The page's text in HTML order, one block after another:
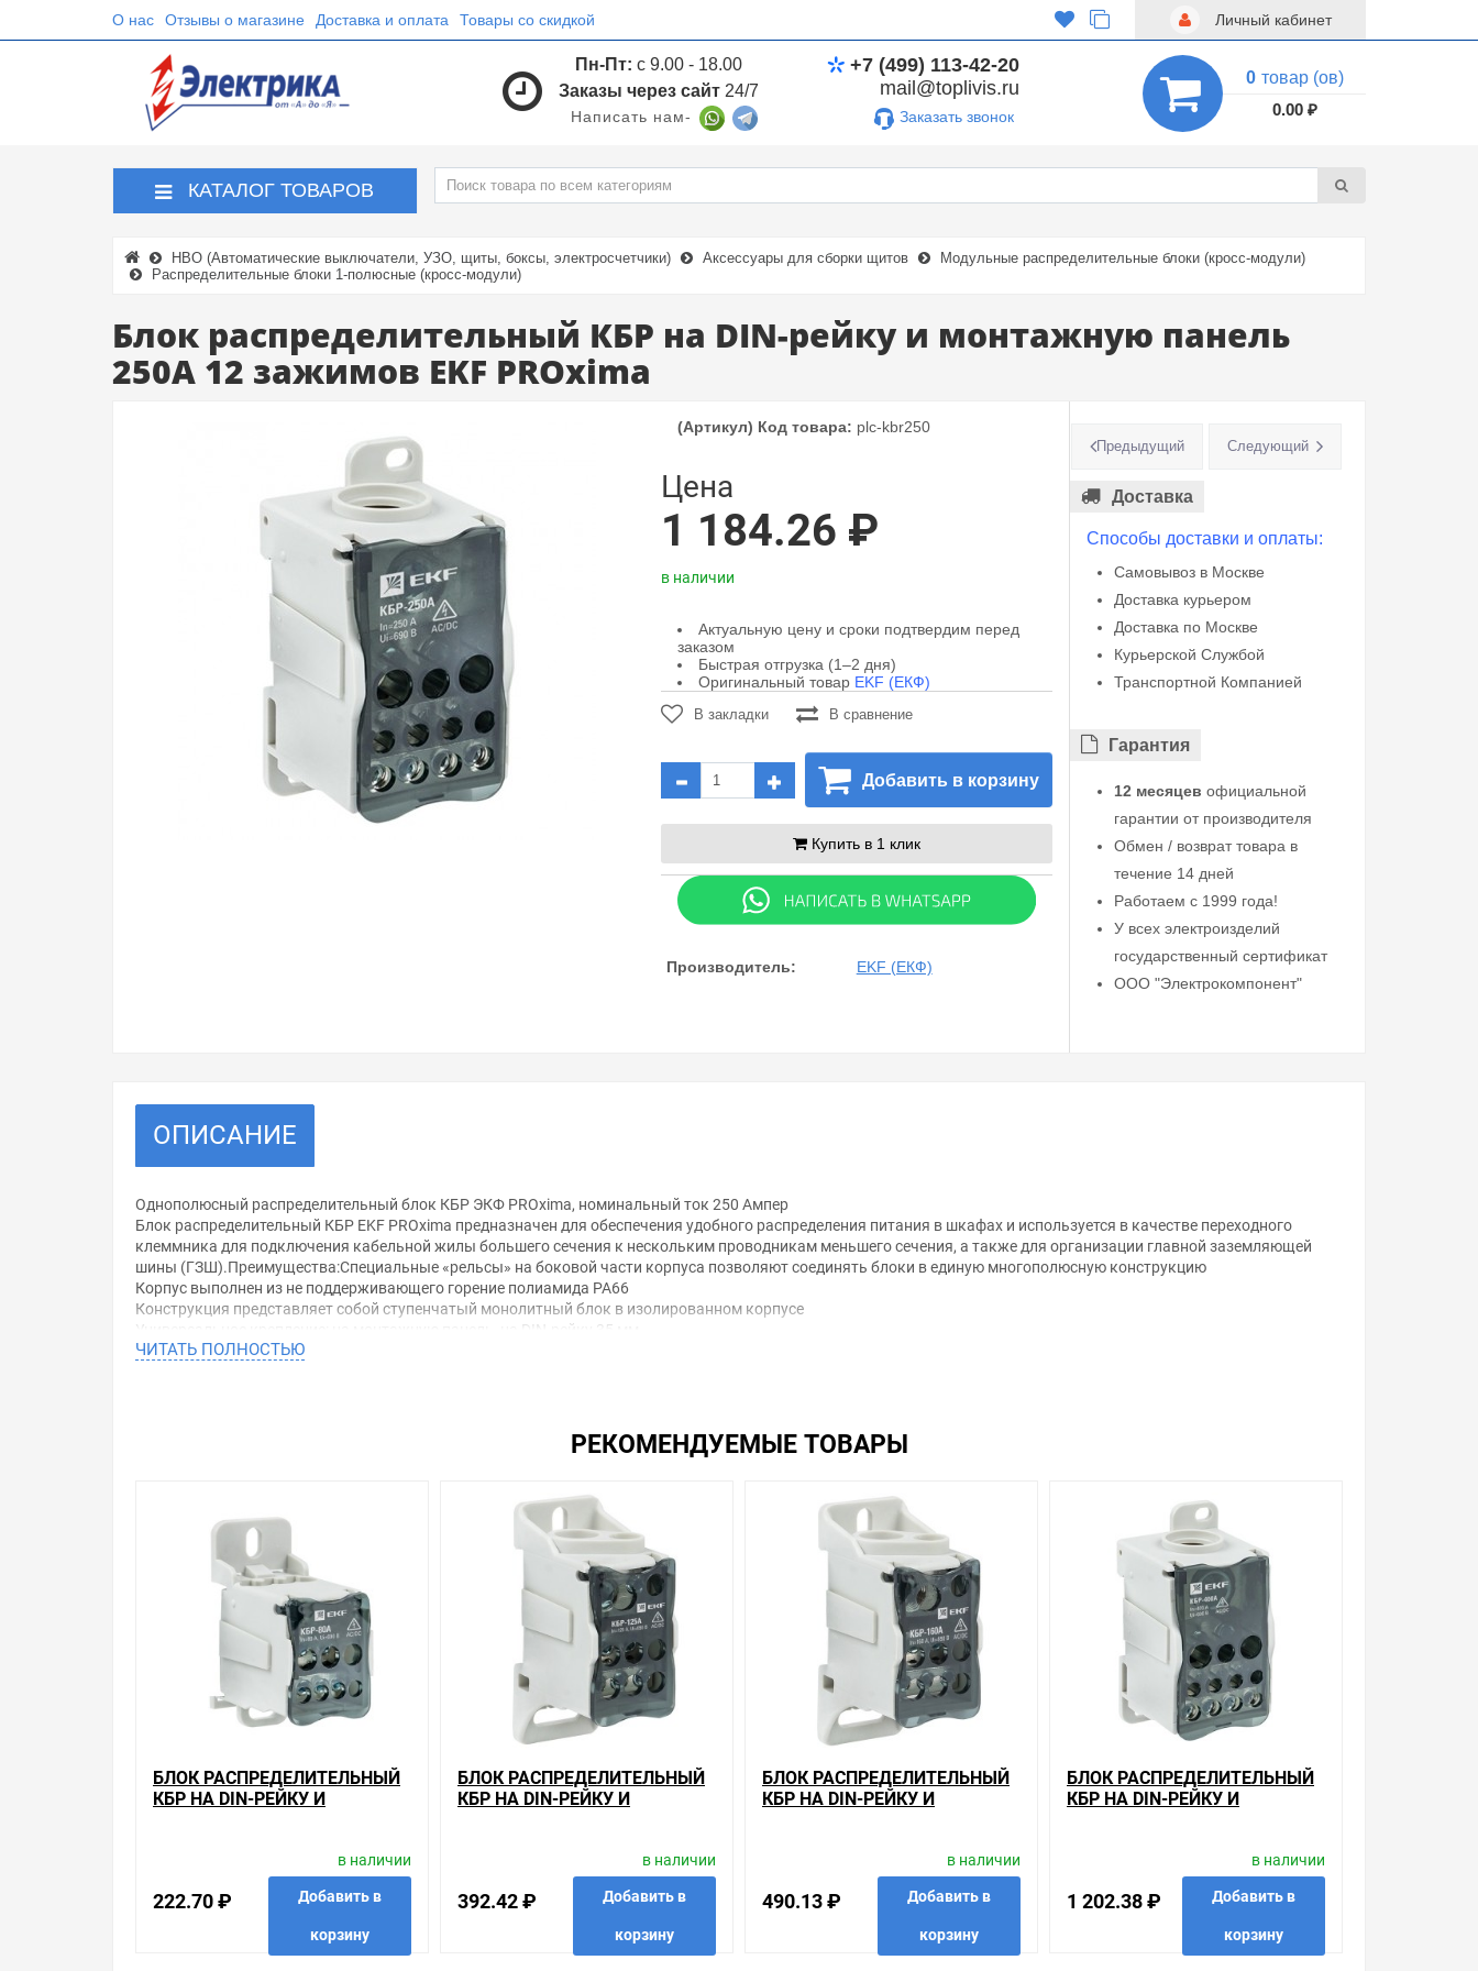
О нас Отзывы о магазине Доставка и оплата Товары со скидкой Личный кабинет
Пн-Пт: с 9.00 - 18.00
Заказы через сайт 24/7
Написать нам-
+7 (499) 113-42-20
mail@toplivis.ru
Заказать звонок
0 товар (ов)
0.00 ₽
КАТАЛОГ ТОВАРОВ
НВО (Автоматические выключатели, УЗО, щиты, боксы, электросчетчики) Аксессуары для сборки щитов
Модульные распределительные блоки (кросс-модули)
Распределительные блоки 1-полюсные (кросс-модули)
Блок распределительный КБР на DIN-рейку и монтажную панель
250A 12 зажимов EKF PROxima
(Артикул) Код товара: plc-kbr250
Цена
1 184.26 ₽
в наличии
Актуальную цену и сроки подтвердим перед
заказом
Быстрая отгрузка (1–2 дня)
Оригинальный товар EKF (ЕКФ)
В закладки В сравнение
Добавить в корзину
Купить в 1 клик
Производитель: EKF (ЕКФ)
Предыдущий Следующий
Доставка
Способы доставки и оплаты:
Самовывоз в Москве
Доставка курьером
Доставка по Москве
Курьерской Службой
Транспортной Компанией
Гарантия
12 месяцев официальной
гарантии от производителя
Обмен / возврат товара в
течение 14 дней
Работаем с 1999 года!
У всех электроизделий
государственный сертификат
ООО "Электрокомпонент"
ОПИСАНИЕ
Однополюсный распределительный блок КБР ЭКФ PROxima, номинальный ток 250 Ампер
Блок распределительный КБР EKF PROxima предназначен для обеспечения удобного распределения питания в шкафах и используется в качестве переходного
клеммника для подключения кабельной жилы большего сечения к нескольким проводникам меньшего сечения, а также для организации главной заземляющей
шины (ГЗШ).Преимущества:Специальные «рельсы» на боковой части корпуса позволяют соединять блоки в единую многополюсную конструкцию
Корпус выполнен из не поддерживающего горение полиамида PA66
Конструкция представляет собой ступенчатый монолитный блок в изолированном корпусе
Универсальное крепление: на монтажную панель, на DIN-рейку 35 мм
Прозрачная лицевая панель препятствует прикосновению к токоведущим частям
Уважаемые покупатели.
Обращаем Ваше внимание, что размещенная на данном сайте справочная информация о товарах не является офертой, наличие и стоимость оборудования
необходимо уточнить у менеджеров, которые с удовольствием помогут Вам в выборе оборудования и оформлении на него заказа.
Производитель оставляет за собой право изменять внешний вид, технические характеристики и комплектацию без уведомления.
Цена на Блок распределительный КБР на DIN-рейку и монтажную панель 250A 12 зажимов EKF PROxima , у нас всегда одни из лучших. Сравните с прайсом в других
магазинах, и вы поймете, что у нас оптимальное соотношение цены, качества и ассортимента. Перечень товаров, которые мы продаем, насчитывает десятки тысяч
позиций. На сайте можно найти как товары, пользующиеся повышенным спросом, так и то, что в других магазинах купить сложно. Ассортимент – это то, чему мы
уделяем особое внимание. Кроме того, ставка делается на безопасность и качество продукции. Так же цена - 1 184.26 ₽ может быть для Вас и ниже так как у нас
действуют хорошие скидки для оптовых покупателей.
Мы предлагаем большой выбор товаров из категории
Весь товар сертифицирован, отвечает требованиям качества. Мы работаем с проверенными поставщиками, продаем товар от давно зарекомендовавших себя
Быстрая доставка в любой город – несколько вариантов, вы всегда можете выбрать наиболее удобный. Блок распределительный КБР на DIN-рейку и монтажную
ЧИТАТЬ ПОЛНОСТЬЮ
РЕКОМЕНДУЕМЫЕ ТОВАРЫ
БЛОК РАСПРЕДЕЛИТЕЛЬНЫЙ
КБР НА DIN-РЕЙКУ И
222.70 ₽
в наличии
Добавить в
корзину
БЛОК РАСПРЕДЕЛИТЕЛЬНЫЙ
КБР НА DIN-РЕЙКУ И
392.42 ₽
в наличии
Добавить в
корзину
БЛОК РАСПРЕДЕЛИТЕЛЬНЫЙ
КБР НА DIN-РЕЙКУ И
490.13 ₽
в наличии
Добавить в
корзину
БЛОК РАСПРЕДЕЛИТЕЛЬНЫЙ
КБР НА DIN-РЕЙКУ И
1 202.38 ₽
в наличии
Добавить в
корзину